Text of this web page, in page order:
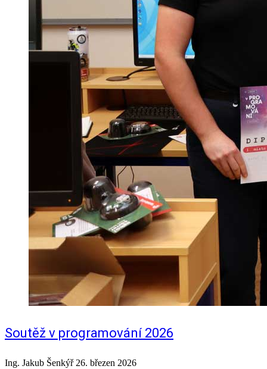
Soutěž v programování 2026
Ing. Jakub Šenkýř 26. březen 2026